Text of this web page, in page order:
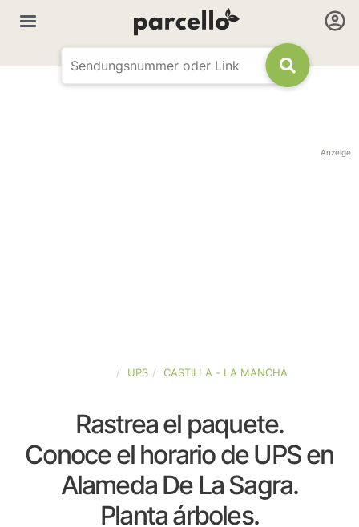
Anzeige
UPS CASTILLA - LA MANCHA
Rastrea el paquete.
Conoce el horario de UPS en
Alameda De La Sagra.
Planta árboles.